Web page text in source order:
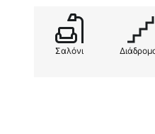
Σαλόνι